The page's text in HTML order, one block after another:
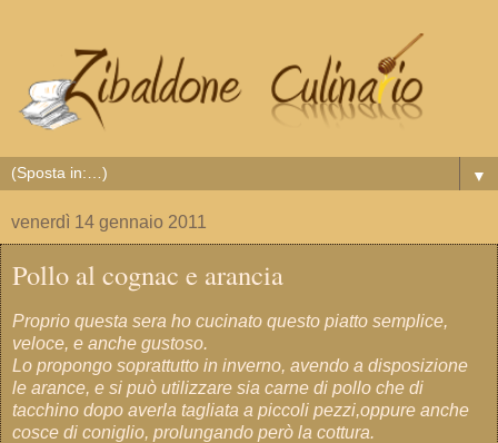
▼
venerdì 14 gennaio 2011
Pollo al cognac e arancia
Proprio questa sera ho cucinato questo piatto semplice,
veloce, e anche gustoso.
Lo propongo soprattutto in inverno, avendo a disposizione
le arance, e si può utilizzare sia carne di pollo che di
tacchino dopo averla tagliata a piccoli pezzi,oppure anche
cosce di coniglio, prolungando però la cottura.